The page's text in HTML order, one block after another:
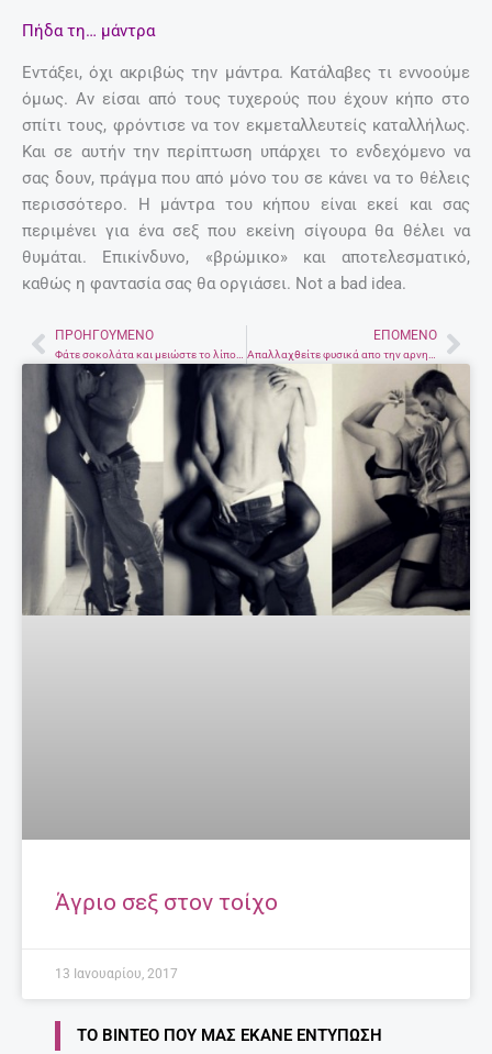
Πήδα τη… μάντρα
Εντάξει, όχι ακριβώς την μάντρα. Κατάλαβες τι εννοούμε
όμως. Αν είσαι από τους τυχερούς που έχουν κήπο στο
σπίτι τους, φρόντισε να τον εκμεταλλευτείς καταλλήλως.
Και σε αυτήν την περίπτωση υπάρχει το ενδεχόμενο να
σας δουν, πράγμα που από μόνο του σε κάνει να το θέλεις
περισσότερο. Η μάντρα του κήπου είναι εκεί και σας
περιμένει για ένα σεξ που εκείνη σίγουρα θα θέλει να
θυμάται. Επικίνδυνο, «βρώμικο» και αποτελεσματικό,
καθώς η φαντασία σας θα οργιάσει. Not a bad idea.
Prev
ΠΡΟΗΓΟΎΜΕΝΟ ΕΠΌΜΕΝΟ
Άγριο σεξ στον τοίχο
13 Ιανουαρίου, 2017
ΤΟ ΒΊΝΤΕΟ ΠΟΥ ΜΑΣ ΈΚΑΝΕ ΕΝΤΎΠΩΣΗ